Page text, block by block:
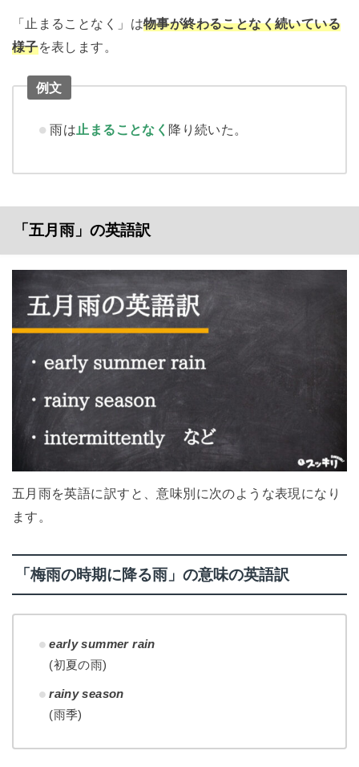
「止まることなく」は物事が終わることなく続いている
様子を表します。
例文
雨は 止まることなく 降り続いた。
「五月雨」の英語訳
五月雨を英語に訳すと、意味別に次のような表現になり
ます。
「梅雨の時期に降る雨」の意味の英語訳
early summer rain
(初夏の雨)
rainy season
(雨季)